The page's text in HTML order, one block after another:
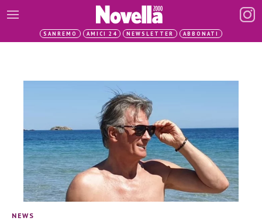
SANREMO AMICI 24 NEWSLETTER ABBONATI
NEWS